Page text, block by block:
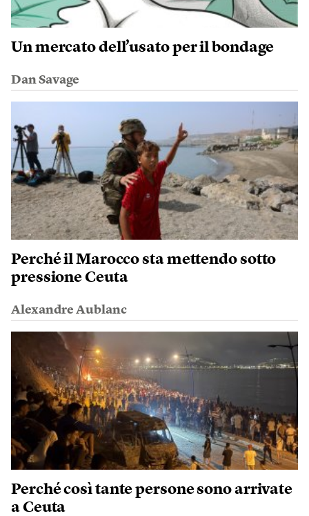
Un mercato dell’usato per il bondage
Dan Savage
Perché il Marocco sta mettendo sotto
pressione Ceuta
Alexandre Aublanc
Perché così tante persone sono arrivate
a Ceuta